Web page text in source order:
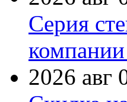
Серия
2026 авг